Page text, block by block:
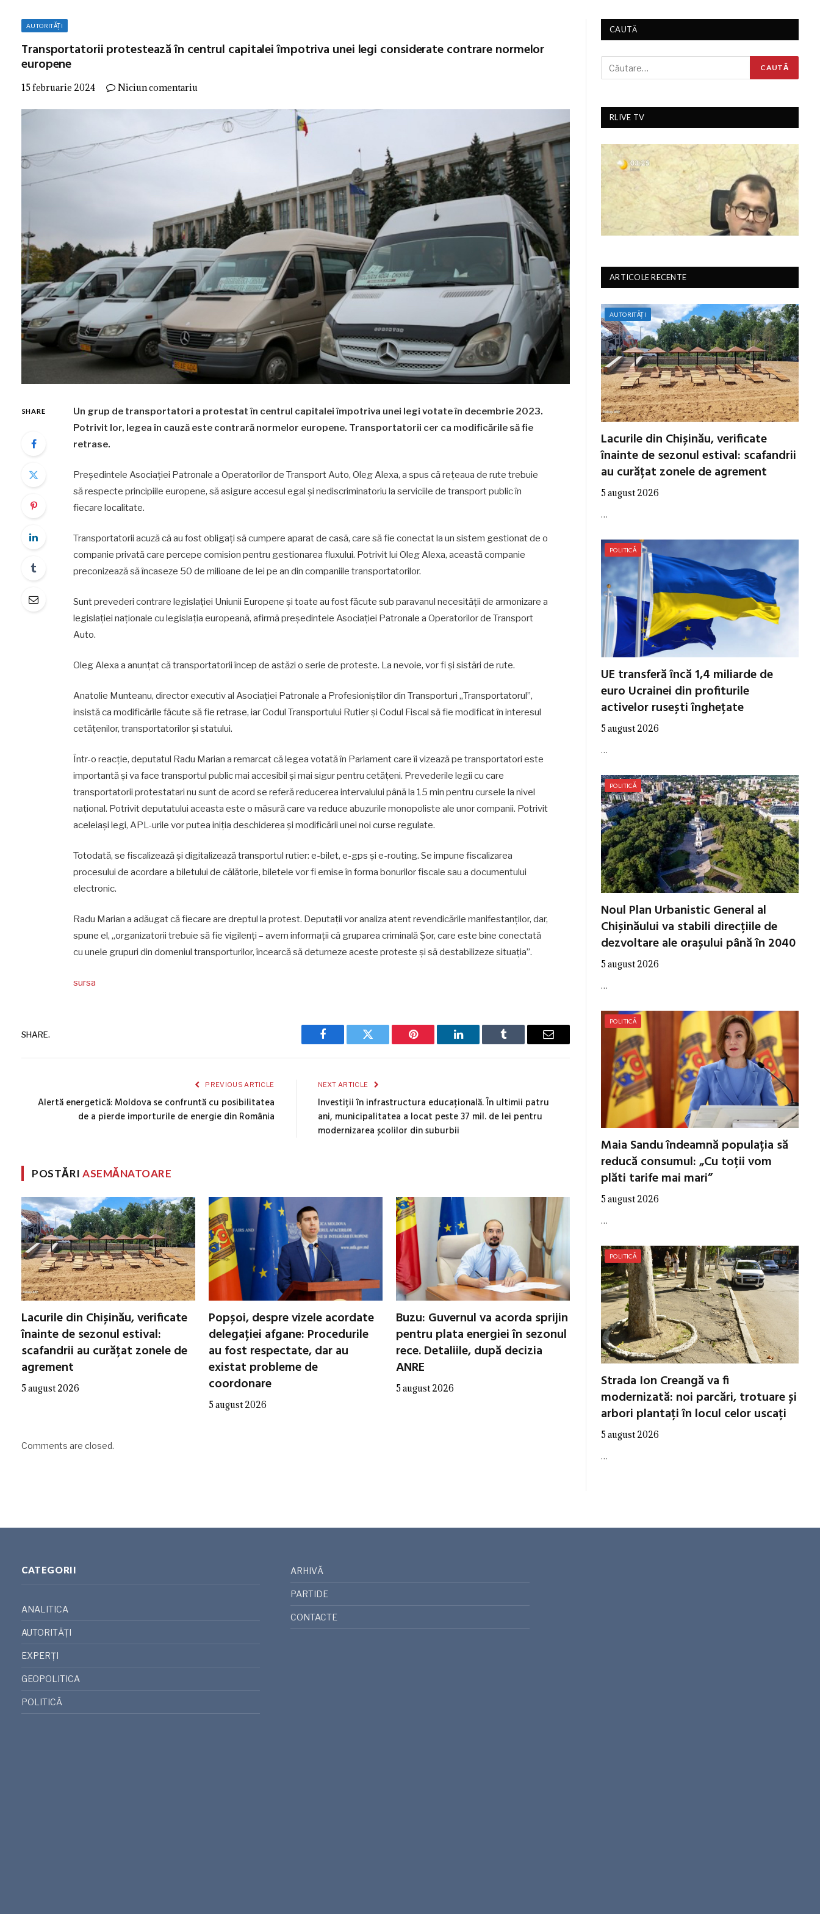
AUTORITĂȚI
Transportatorii protestează în centrul capitalei împotriva unei legi considerate contrare normelor
europene
15 februarie 2024 Niciun comentariu
SHARE
Un grup de transportatori a protestat în centrul capitalei împotriva unei legi votate în decembrie 2023.
Potrivit lor, legea în cauză este contrară normelor europene. Transportatorii cer ca modificările să fie
retrase.
Președintele Asociației Patronale a Operatorilor de Transport Auto, Oleg Alexa, a spus că rețeaua de rute trebuie
să respecte principiile europene, să asigure accesul egal și nediscriminatoriu la serviciile de transport public în
fiecare localitate.
Transportatorii acuză că au fost obligați să cumpere aparat de casă, care să fie conectat la un sistem gestionat de o
companie privată care percepe comision pentru gestionarea fluxului. Potrivit lui Oleg Alexa, această companie
preconizează să încaseze 50 de milioane de lei pe an din companiile transportatorilor.
Sunt prevederi contrare legislației Uniunii Europene și toate au fost făcute sub paravanul necesității de armonizare a
legislației naționale cu legislația europeană, afirmă președintele Asociației Patronale a Operatorilor de Transport
Auto.
Oleg Alexa a anunțat că transportatorii încep de astăzi o serie de proteste. La nevoie, vor fi și sistări de rute.
Anatolie Munteanu, director executiv al Asociației Patronale a Profesioniștilor din Transporturi „Transportatorul”,
insistă ca modificările făcute să fie retrase, iar Codul Transportului Rutier și Codul Fiscal să fie modificat în interesul
cetățenilor, transportatorilor și statului.
Într-o reacție, deputatul Radu Marian a remarcat că legea votată în Parlament care îi vizează pe transportatori este
importantă și va face transportul public mai accesibil și mai sigur pentru cetățeni. Prevederile legii cu care
transportatorii protestatari nu sunt de acord se referă reducerea intervalului până la 15 min pentru cursele la nivel
național. Potrivit deputatului aceasta este o măsură care va reduce abuzurile monopoliste ale unor companii. Potrivit
aceleiași legi, APL-urile vor putea iniția deschiderea și modificării unei noi curse regulate.
Totodată, se fiscalizează și digitalizează transportul rutier: e-bilet, e-gps și e-routing. Se impune fiscalizarea
procesului de acordare a biletului de călătorie, biletele vor fi emise în forma bonurilor fiscale sau a documentului
electronic.
Radu Marian a adăugat că fiecare are dreptul la protest. Deputații vor analiza atent revendicările manifestanților, dar,
spune el, „organizatorii trebuie să fie vigilenți – avem informații că gruparea criminală Șor, care este bine conectată
cu unele grupuri din domeniul transporturilor, încearcă să deturneze aceste proteste și să destabilizeze situația”.
sursa
SHARE.
Facebook Twitter Pinterest LinkedIn Tumblr Email
PREVIOUS ARTICLE
Alertă energetică: Moldova se confruntă cu posibilitatea
de a pierde importurile de energie din România
NEXT ARTICLE
Investiții în infrastructura educațională. În ultimii patru
ani, municipalitatea a locat peste 37 mil. de lei pentru
modernizarea școlilor din suburbii
POSTĂRIASEMĂNATOARE
Lacurile din Chișinău, verificate
înainte de sezonul estival:
scafandrii au curățat zonele de
agrement
5 august 2026
Popșoi, despre vizele acordate
delegației afgane: Procedurile
au fost respectate, dar au
existat probleme de
coordonare
5 august 2026
Buzu: Guvernul va acorda sprijin
pentru plata energiei în sezonul
rece. Detaliile, după decizia
ANRE
5 august 2026
Comments are closed.
CAUTĂ
RLIVE TV
ARTICOLE RECENTE
AUTORITĂȚI
Lacurile din Chișinău, verificate
înainte de sezonul estival: scafandrii
au curățat zonele de agrement
5 august 2026
…
POLITICĂ
UE transferă încă 1,4 miliarde de
euro Ucrainei din profiturile
activelor rusești înghețate
5 august 2026
…
POLITICĂ
Noul Plan Urbanistic General al
Chișinăului va stabili direcțiile de
dezvoltare ale orașului până în 2040
5 august 2026
…
POLITICĂ
Maia Sandu îndeamnă populația să
reducă consumul: „Cu toții vom
plăti tarife mai mari”
5 august 2026
…
POLITICĂ
Strada Ion Creangă va fi
modernizată: noi parcări, trotuare și
arbori plantați în locul celor uscați
5 august 2026
…
CATEGORII
ANALITICA
AUTORITĂȚI
EXPERȚI
GEOPOLITICA
POLITICĂ
ARHIVĂ
PARTIDE
CONTACTE